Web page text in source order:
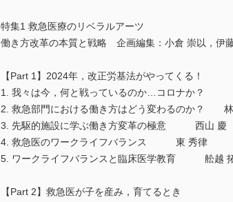
特集1 救急医療のリベラルアーツ
働き方改革の本質と戦略 企画編集：小倉 崇以，伊
【Part 1】2024年，改正労基法がやってくる！
1. 我々は今，何と戦っているのか…コロナか？
2. 救急部門における働き方はどう変わるのか？
3. 先駆的施設に学ぶ働き方変革の極意 西山 慶
4. 救急医のワークライフバランス 東 秀律
5. ワークライフバランスと臨床医学教育 舩越
【Part 2】救急医が子を産み，育てるとき